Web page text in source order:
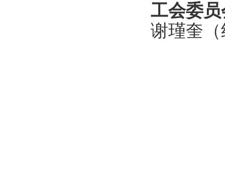
工会委
谢瑾奎（